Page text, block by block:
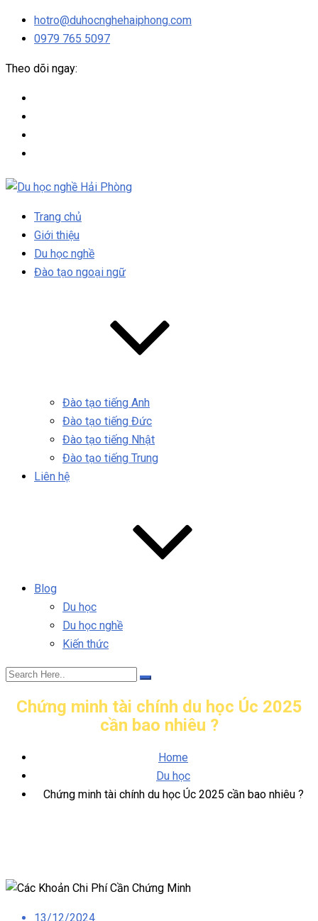
hotro@duhocnghehaiphong.com
0979 765 5097
Theo dõi ngay:
Trang chủ
Giới thiệu
Du học nghề
Đào tạo ngoại ngữ
Đào tạo tiếng Anh
Đào tạo tiếng Đức
Đào tạo tiếng Nhật
Đào tạo tiếng Trung
Liên hệ
Blog
Du học
Du học nghề
Kiến thức
Chứng minh tài chính du học Úc 2025
cần bao nhiêu ?
Home
Du học
Chứng minh tài chính du học Úc 2025 cần bao nhiêu ?
Posted
13/12/2024